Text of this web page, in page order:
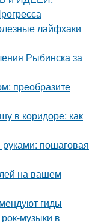
лайфхаки
Рыбинска за
преобразите
в коридоре: как
пошаговая
на вашем
гиды
музыки в